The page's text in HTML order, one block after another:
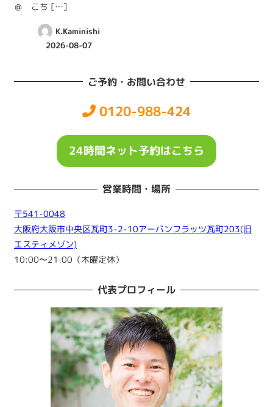
＠ こち […]
K.Kaminishi
2026-08-07
ご予約・お問い合わせ
0120-988-424
24時間ネット予約はこちら
営業時間・場所
〒541-0048
大阪府大阪市中央区瓦町3-2-10アーバンフラッツ瓦町203(旧
エスティメゾン)
10:00〜21:00（木曜定休）
代表プロフィール